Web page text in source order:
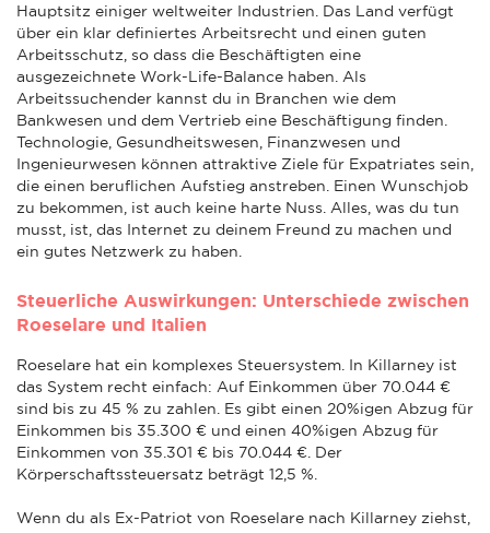
Hauptsitz einiger weltweiter Industrien. Das Land verfügt
über ein klar definiertes Arbeitsrecht und einen guten
Arbeitsschutz, so dass die Beschäftigten eine
ausgezeichnete Work-Life-Balance haben. Als
Arbeitssuchender kannst du in Branchen wie dem
Bankwesen und dem Vertrieb eine Beschäftigung finden.
Technologie, Gesundheitswesen, Finanzwesen und
Ingenieurwesen können attraktive Ziele für Expatriates sein,
die einen beruflichen Aufstieg anstreben. Einen Wunschjob
zu bekommen, ist auch keine harte Nuss. Alles, was du tun
musst, ist, das Internet zu deinem Freund zu machen und
ein gutes Netzwerk zu haben.
Steuerliche Auswirkungen: Unterschiede zwischen
Roeselare und Italien
Roeselare hat ein komplexes Steuersystem. In Killarney ist
das System recht einfach: Auf Einkommen über 70.044 €
sind bis zu 45 % zu zahlen. Es gibt einen 20%igen Abzug für
Einkommen bis 35.300 € und einen 40%igen Abzug für
Einkommen von 35.301 € bis 70.044 €. Der
Körperschaftssteuersatz beträgt 12,5 %.
Wenn du als Ex-Patriot von Roeselare nach Killarney ziehst,